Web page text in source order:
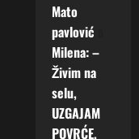
Mato
pavlović
Milena: –
Živim na
selu,
UZGAJAM
POVRĆE,